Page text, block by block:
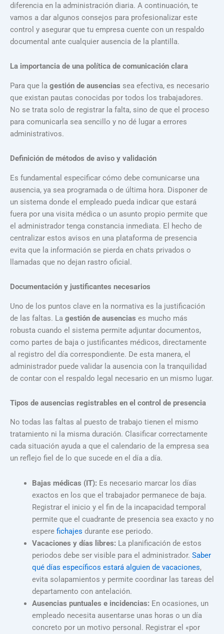
diferencia en la administración diaria. A continuación, te
vamos a dar algunos consejos para profesionalizar este
control y asegurar que tu empresa cuente con un respaldo
documental ante cualquier ausencia de la plantilla.
La importancia de una política de comunicación clara
Para que la gestión de ausencias sea efectiva, es necesario
que existan pautas conocidas por todos los trabajadores.
No se trata solo de registrar la falta, sino de que el proceso
para comunicarla sea sencillo y no dé lugar a errores
administrativos.
Definición de métodos de aviso y validación
Es fundamental especificar cómo debe comunicarse una
ausencia, ya sea programada o de última hora. Disponer de
un sistema donde el empleado pueda indicar que estará
fuera por una visita médica o un asunto propio permite que
el administrador tenga constancia inmediata. El hecho de
centralizar estos avisos en una plataforma de presencia
evita que la información se pierda en chats privados o
llamadas que no dejan rastro oficial.
Documentación y justificantes necesarios
Uno de los puntos clave en la normativa es la justificación
de las faltas. La gestión de ausencias es mucho más
robusta cuando el sistema permite adjuntar documentos,
como partes de baja o justificantes médicos, directamente
al registro del día correspondiente. De esta manera, el
administrador puede validar la ausencia con la tranquilidad
de contar con el respaldo legal necesario en un mismo lugar.
Tipos de ausencias registrables en el control de presencia
No todas las faltas al puesto de trabajo tienen el mismo
tratamiento ni la misma duración. Clasificar correctamente
cada situación ayuda a que el calendario de la empresa sea
un reflejo fiel de lo que sucede en el día a día.
Bajas médicas (IT): Es necesario marcar los días
exactos en los que el trabajador permanece de baja.
Registrar el inicio y el fin de la incapacidad temporal
permite que el cuadrante de presencia sea exacto y no
espere fichajes durante ese periodo.
Vacaciones y días libres: La planificación de estos
periodos debe ser visible para el administrador. Saber
qué días específicos estará alguien de vacaciones,
evita solapamientos y permite coordinar las tareas del
departamento con antelación.
Ausencias puntuales e incidencias: En ocasiones, un
empleado necesita ausentarse unas horas o un día
concreto por un motivo personal. Registrar el «por